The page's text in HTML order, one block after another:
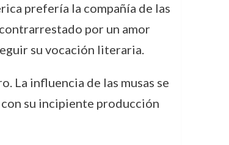
prefería la compañía de las
por un amor
su vocación literaria.
La influencia de las musas se
su incipiente producción